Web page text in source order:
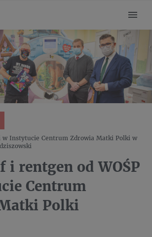
w Instytucie Centrum Zdrowia Matki Polki w
i rentgen od WOŚP
Centrum
Polki